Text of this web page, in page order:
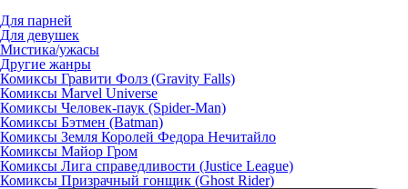
Для парней
Для девушек
Мистика/ужасы
Другие жанры
Комиксы Гравити Фолз (Gravity Falls)
Комиксы Marvel Universe
Комиксы Человек-паук (Spider-Man)
Комиксы Бэтмен (Batman)
Комиксы Земля Королей Федора Нечитайло
Комиксы Майор Гром
Комиксы Лига справедливости (Justice League)
Комиксы Призрачный гонщик (Ghost Rider)